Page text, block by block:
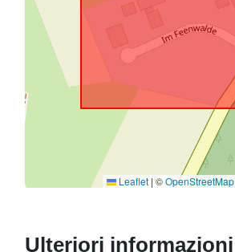
Leaflet | ©OpenStreetMap
Ulteriori informazioni